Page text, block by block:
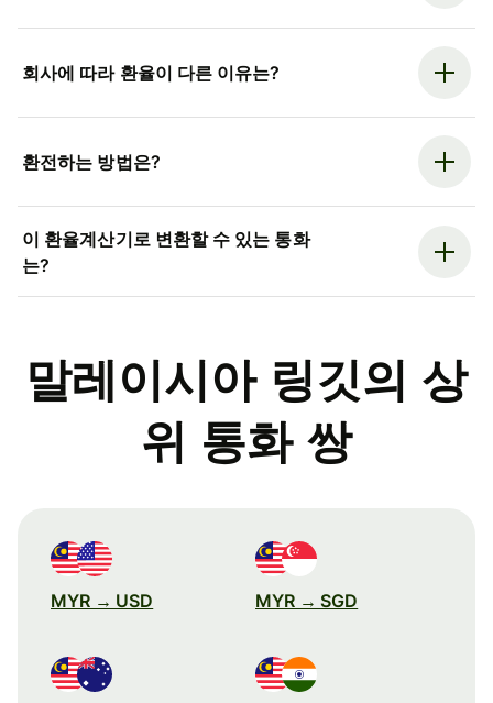
회사에 따라 환율이 다른 이유는?
환전하는 방법은?
이 환율계산기로 변환할 수 있는 통화
는?
말레이시아 링깃의 상
위 통화 쌍
MYR → USD MYR → SGD